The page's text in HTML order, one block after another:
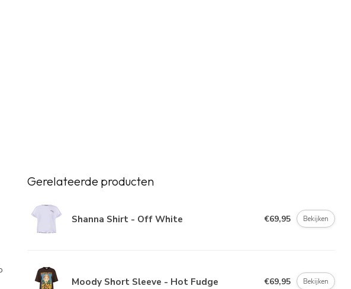
Gerelateerde producten
Shanna Shirt - Off White €69,95 Bekijken
Moody Short Sleeve - Hot Fudge €69,95 Bekijken